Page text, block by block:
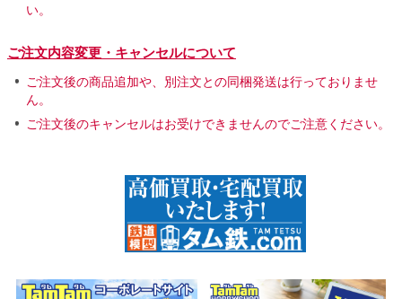
い。
ご注文内容変更・キャンセルについて
ご注文後の商品追加や、別注文との同梱発送は行っておりませ
ん。
ご注文後のキャンセルはお受けできませんのでご注意ください。